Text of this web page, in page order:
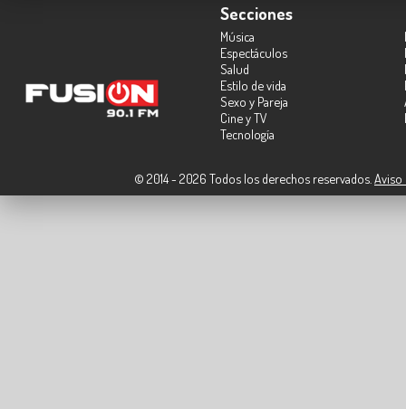
Secciones
Música
Espectáculos
Salud
Estilo de vida
Sexo y Pareja
Cine y TV
Tecnología
© 2014 - 2026 Todos los derechos reservados. Aviso